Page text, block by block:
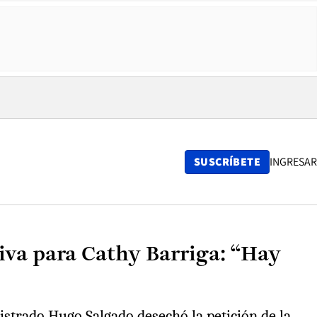
SUSCRÍBETE INGRESAR
para Cathy Barriga: “Hay